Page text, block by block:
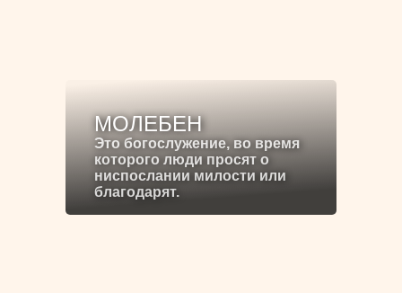
МОЛЕБЕН
Это богослужение, во время
которого люди просят о
ниспослании милости или
благодарят.